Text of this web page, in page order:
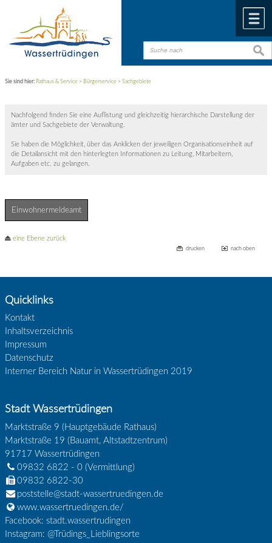
Sie sind hier: Rathaus & Service > Bürgerservice >Sachgebiete
Nachfolgend finden Sie eine Auflistung und gleichzeitig hierarchische Darstellung der
ämter und Sachgebiete der Verwaltung.
Sie haben die Möglichkeit, über das Anklicken der jeweiligen Organisationseinheit auf
die Detailansicht mit den hinterlegten Informationen zu Leitung, Mitarbeitern,
Aufgaben etc. zu gelangen.
Einwohnermeldeamt
eine Ebene zurück
drucken nach oben
Quicklinks
Kontakt
Inhaltsverzeichnis
Impressum
Datenschutz
Interner Bereich Natur in Wassertrüdingen 2019
Stadt Wassertrüdingen
Marktstraße 9 (Hauptgebäude Rathaus)
Marktstraße 19 (Bauamt, Altstadtzentrum)
91717 Wassertrüdingen
09832 6822 - 0(Vermittlung)
09832 6822-30
poststelle@stadt-wassertruedingen.de
www.wassertruedingen.de/
Facebook: stadt.wassertrudingen
Instagram: @Trüdings_Lieblingsorte